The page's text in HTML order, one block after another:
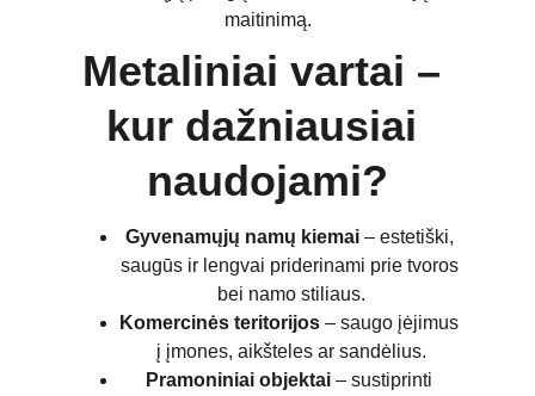
maitinimą.
Metaliniai vartai –
kur dažniausiai
naudojami?
Gyvenamųjų namų kiemai – estetiški,
saugūs ir lengvai priderinami prie tvoros
bei namo stiliaus.
Komercinės teritorijos – saugo įėjimus
į įmones, aikšteles ar sandėlius.
Pramoniniai objektai – sustiprinti